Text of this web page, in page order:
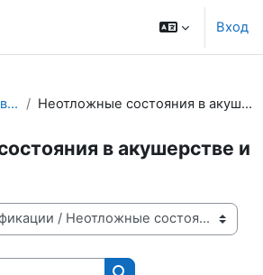
Вход
Повышение квалификации Неотложные состояния в акушерстве и гинекологии
в акушерстве и